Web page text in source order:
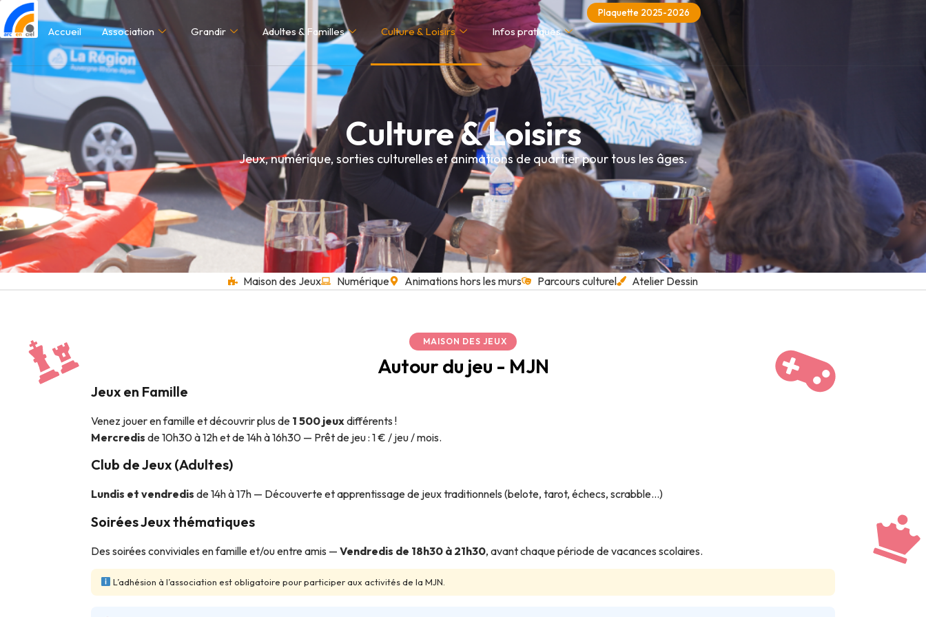
Accueil Association Grandir Adultes & Familles Culture & Loisirs Infos pratiques
Plaquette 2025-2026
Culture & Loisirs
Jeux, numérique, sorties culturelles et animations de quartier pour tous les âges.
Maison des Jeux Numérique Animations hors les murs Parcours culturel Atelier Dessin
MAISON DES JEUX
Autour du jeu - MJN
Jeux en Famille
Venez jouer en famille et découvrir plus de 1 500 jeuxdifférents !
Mercredis de 10h30 à 12h et de 14h à 16h30 — Prêt de jeu : 1 € / jeu / mois.
Club de Jeux (Adultes)
Lundis et vendredis de 14h à 17h — Découverte et apprentissage de jeux traditionnels (belote, tarot, échecs, scrabble…)
Soirées Jeux thématiques
Des soirées conviviales en famille et/ou entre amis — Vendredis de 18h30 à 21h30, avant chaque période de vacances scolaires.
L’adhésion à l’association est obligatoire pour participer aux activités de la MJN.